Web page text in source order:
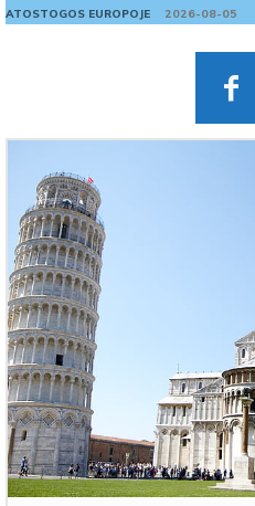
ATOSTOGOS EUROPOJE 2026-08-05